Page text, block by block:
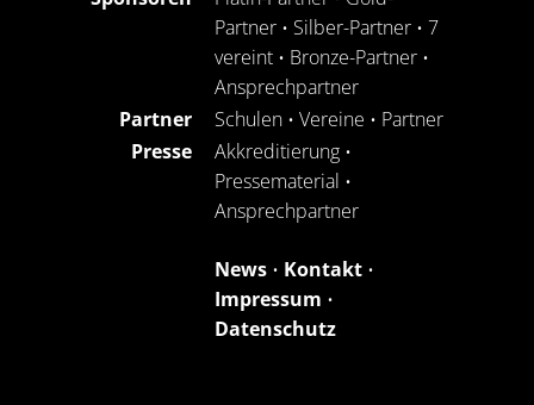
Partner • Silber-Partner • 7
vereint • Bronze-Partner •
Ansprechpartner
Partner
Schulen • Vereine • Partner
Presse
Akkreditierung •
Pressematerial •
Ansprechpartner
News • Kontakt •
Impressum •
Datenschutz